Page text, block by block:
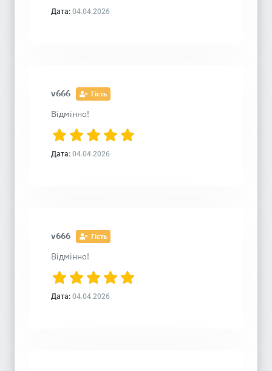
Дата: 04.04.2026
v666 Гість
Відмінно!
Дата: 04.04.2026
v666 Гість
Відмінно!
Дата: 04.04.2026